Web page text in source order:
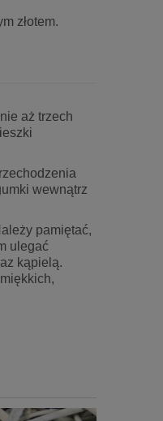
złotem.
aż trzech
wewnątrz
pamiętać,
ulegać
kąpielą.